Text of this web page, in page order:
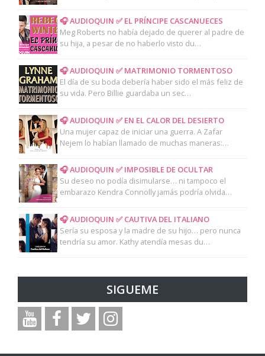
🎧 AUDIOQUIN ✅ EL PRÍNCIPE CASCANUECES
Meg Roberts no había dejado de querer al padre de
su hija, a pesar de no haberlo visto du…
🎧 AUDIOQUIN ✅ MATRIMONIO TORMENTOSO
El día de su boda debería haber sido el más feliz de
su vida. Pero Billie guardaba un sec…
🎧 AUDIOQUIN ✅ EN EL CALOR DEL DESIERTO
Una mujer capaz de iniciar una guerra. A Zafar
Nejem lo habían llamado de muchas maneras:…
🎧 AUDIOQUIN ✅ IMPOSIBLE DE OCULTAR
Su deseo no podía disimularse… ni tampoco el
embarazo Kendra Connolly jamás podría olvida…
🎧 AUDIOQUIN ✅ CAUTIVA DEL ITALIANO
Sería su esposa y la madre de su hijo… pero nunca
tendría su amor. Kathy atendía mesas du…
SIGUEME